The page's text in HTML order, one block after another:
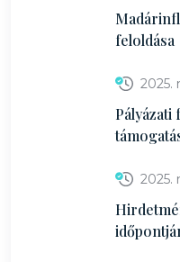
feloldása
2025.
Pályázati
2025.